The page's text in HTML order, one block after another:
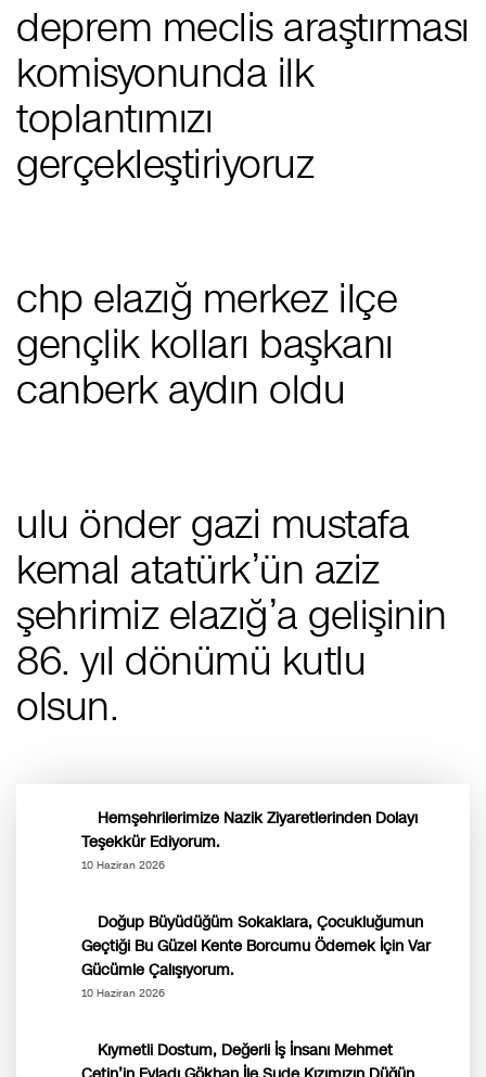
deprem meclis araştırması
komisyonunda ilk
toplantımızı
gerçekleştiriyoruz
chp elazığ merkez i̇lçe
gençlik kolları başkanı
canberk aydın oldu
ulu önder gazi mustafa
kemal atatürk’ün aziz
şehrimiz elazığ’a gelişinin
86. yıl dönümü kutlu
olsun.
Hemşehrilerimize Nazik Ziyaretlerinden Dolayı
Teşekkür Ediyorum.
10 Haziran 2026
Doğup Büyüdüğüm Sokaklara, Çocukluğumun
Geçtiği Bu Güzel Kente Borcumu Ödemek İçin Var
Gücümle Çalışıyorum.
10 Haziran 2026
Kıymetli Dostum, Değerli İş İnsanı Mehmet